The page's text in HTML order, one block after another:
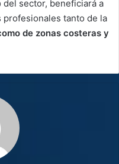
sector, beneficiará a
tanto de la
de zonas costeras y